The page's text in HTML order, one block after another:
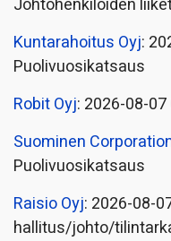
Johtohenkilöiden
Kuntarahoitus Oyj:
Puolivuosikatsaus
Robit Oyj: 2026-08-
Suominen
Puolivuosikatsaus
Raisio Oyj: 2026-08-
hallitus/johto/